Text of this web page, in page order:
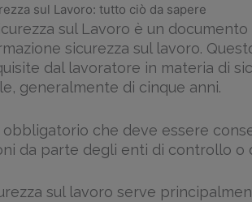
sul Lavoro: tutto ciò da sapere
sul Lavoro è un
sicurezza sul lavoro.
dal lavoratore in materia di
generalmente di cinque anni.
che deve essere
da parte degli enti di controllo
sul lavoro serve